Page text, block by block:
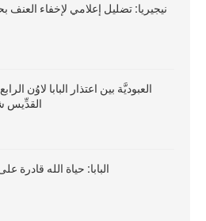
نيجيريا: تضليل إعلامي لإخفاء العنف
العبوديَّة بين اعتذار البابا لاوُن
القدِّيس
البابا: حياة الله قادرة